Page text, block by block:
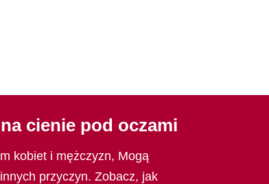
cienie pod oczami
kobiet i mężczyzn, Mogą
przyczyn. Zobacz, jak